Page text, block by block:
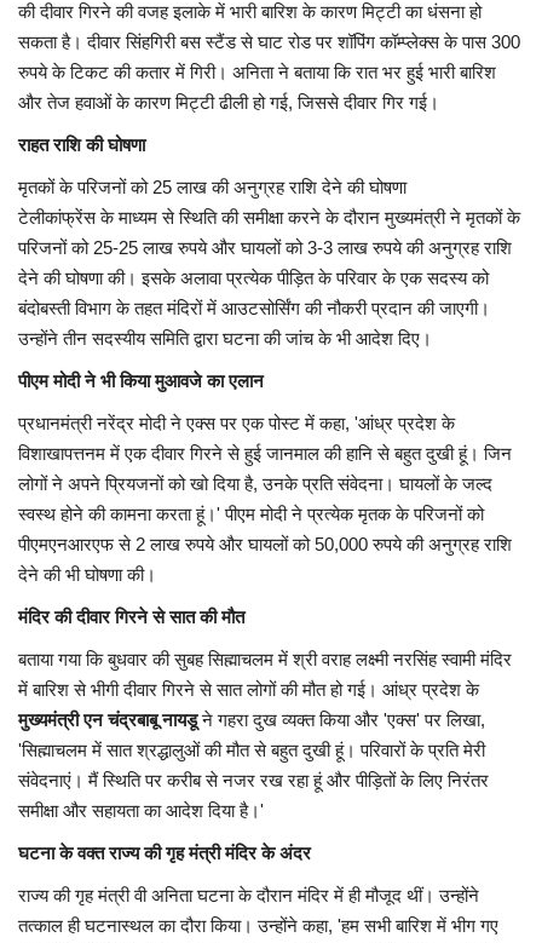
की दीवार गिरने की वजह इलाके में भारी बारिश के कारण मिट्टी का धंसना हो
सकता है। दीवार सिंहगिरी बस स्टैंड से घाट रोड पर शॉपिंग कॉम्प्लेक्स के पास 300
रुपये के टिकट की कतार में गिरी। अनिता ने बताया कि रात भर हुई भारी बारिश
और तेज हवाओं के कारण मिट्टी ढीली हो गई, जिससे दीवार गिर गई।
राहत राशि की घोषणा
मृतकों के परिजनों को 25 लाख की अनुग्रह राशि देने की घोषणा
टेलीकांफ्रेंस के माध्यम से स्थिति की समीक्षा करने के दौरान मुख्यमंत्री ने मृतकों के
परिजनों को 25-25 लाख रुपये और घायलों को 3-3 लाख रुपये की अनुग्रह राशि
देने की घोषणा की। इसके अलावा प्रत्येक पीड़ित के परिवार के एक सदस्य को
बंदोबस्ती विभाग के तहत मंदिरों में आउटसोर्सिंग की नौकरी प्रदान की जाएगी।
उन्होंने तीन सदस्यीय समिति द्वारा घटना की जांच के भी आदेश दिए।
पीएम मोदी ने भी किया मुआवजे का एलान
प्रधानमंत्री नरेंद्र मोदी ने एक्स पर एक पोस्ट में कहा, 'आंध्र प्रदेश के
विशाखापत्तनम में एक दीवार गिरने से हुई जानमाल की हानि से बहुत दुखी हूं। जिन
लोगों ने अपने प्रियजनों को खो दिया है, उनके प्रति संवेदना। घायलों के जल्द
स्वस्थ होने की कामना करता हूं।' पीएम मोदी ने प्रत्येक मृतक के परिजनों को
पीएमएनआरएफ से 2 लाख रुपये और घायलों को 50,000 रुपये की अनुग्रह राशि
देने की भी घोषणा की।
मंदिर की दीवार गिरने से सात की मौत
बताया गया कि बुधवार की सुबह सिह्माचलम में श्री वराह लक्ष्मी नरसिंह स्वामी मंदिर
में बारिश से भीगी दीवार गिरने से सात लोगों की मौत हो गई। आंध्र प्रदेश के
मुख्यमंत्री एन चंद्रबाबू नायडूने गहरा दुख व्यक्त किया और 'एक्स' पर लिखा,
'सिह्माचलम में सात श्रद्धालुओं की मौत से बहुत दुखी हूं। परिवारों के प्रति मेरी
संवेदनाएं। मैं स्थिति पर करीब से नजर रख रहा हूं और पीड़ितों के लिए निरंतर
समीक्षा और सहायता का आदेश दिया है।'
घटना के वक्त राज्य की गृह मंत्री मंदिर के अंदर
राज्य की गृह मंत्री वी अनिता घटना के दौरान मंदिर में ही मौजूद थीं। उन्होंने
तत्काल ही घटनास्थल का दौरा किया। उन्होंने कहा, 'हम सभी बारिश में भीग गए